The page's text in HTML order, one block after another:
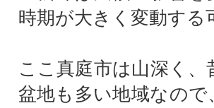
時期が大きく変動する
ここ真庭市は山深く
盆地も多い地域なの